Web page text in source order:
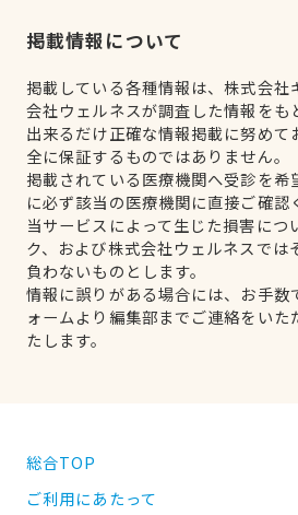
掲載情報について
掲載している各種情報は、株式会社
会社ウェルネスが調査した情報をも
出来るだけ正確な情報掲載に努めて
全に保証するものではありません。
掲載されている医療機関へ受診を希
に必ず該当の医療機関に直接ご確認
当サービスによって生じた損害につ
ク、および株式会社ウェルネスでは
負わないものとします。
情報に誤りがある場合には、お手数
ォームより編集部までご連絡をいた
たします。
総合TOP
ご利用にあたって